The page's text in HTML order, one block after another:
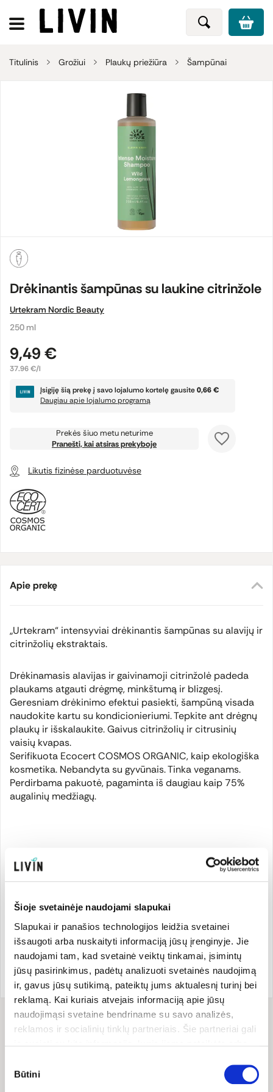
Šioje svetainėje naudojami slapukai
Slapukai ir panašios technologijos leidžia svetainei
išsaugoti arba nuskaityti informaciją jūsų įrenginyje. Jie
naudojami tam, kad svetainė veiktų tinkamai, įsimintų
jūsų pasirinkimus, padėtų analizuoti svetainės naudojimą
ir, gavus jūsų sutikimą, pateiktų jums aktualesnį turinį bei
reklamą. Kai kuriais atvejais informaciją apie jūsų
naudojimąsi svetaine bendriname su savo analizės,
reklamos ir socialinių tinklų partneriais. Šie partneriai gali
pasirinkti, su kuriomis slapukų kategorijomis sutinkate.
Savo sutikimą galite bet kada pakeisti arba atšaukti
pasirinkimas
Būtini
Titulinis Grožiui Plaukų priežiūra Šampūnai
Drėkinantis šampūnas su laukine citrinžole
Urtekram Nordic Beauty
250 ml
9,49 €
37.96 €/l
Įsigiję šią prekę į savo lojalumo kortelę gausite0,66 €
Daugiau apie lojalumo programą
Prekės šiuo metu neturime
Pranešti, kai atsiras prekyboje
Likutis fizinėse parduotuvėse
Apie prekę
„Urtekram“ intensyviai drėkinantis šampūnas su alavijų ir
citrinžolių ekstraktais.
Drėkinamasis alavijas ir gaivinamoji citrinžolė padeda
plaukams atgauti drėgmę, minkštumą ir blizgesį.
Geresniam drėkinimo efektui pasiekti, šampūną visada
naudokite kartu su kondicionieriumi. Tepkite ant drėgnų
plaukų ir išskalaukite. Gaivus citrinžolių ir citrusinių
vaisių kvapas.
Serifikuota Ecocert COSMOS ORGANIC, kaip ekologiška
kosmetika. Nebandyta su gyvūnais. Tinka veganams.
Perdirbama pakuotė, pagaminta iš daugiau kaip 75%
augalinių medžiagų.
Gamintojas
Prekės ženklo šalis:
Danija
Prekės kodas: 01000011674
EAN kodas:
570105800654
Sudėtis
Glucoside, Polyglyceryl-4 Caprate, Sodium Chloride,